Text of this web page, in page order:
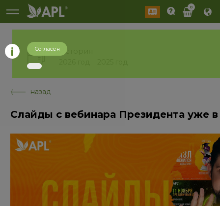
0
История
назад
Слайды с вебинара Президента уже
Согласен